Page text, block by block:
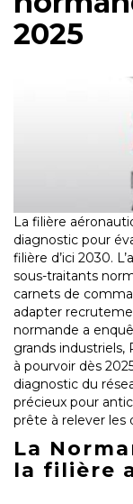
2025
La filière
diagnostic pour
filière d’ici 2030.
sous-traitants
carnets de
adapter
normande a
grands
à pourvoir dès
diagnostic du
précieux pour
prête à relever les
La
la filière